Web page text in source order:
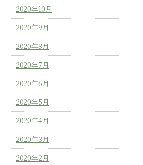
2020年10月
2020年9月
2020年8月
2020年7月
2020年6月
2020年5月
2020年4月
2020年3月
2020年2月